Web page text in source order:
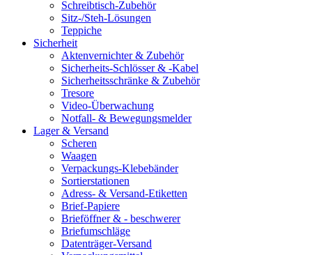
Schreibtisch-Zubehör
Sitz-/Steh-Lösungen
Teppiche
Sicherheit
Aktenvernichter & Zubehör
Sicherheits-Schlösser & -Kabel
Sicherheitsschränke & Zubehör
Tresore
Video-Überwachung
Notfall- & Bewegungsmelder
Lager & Versand
Scheren
Waagen
Verpackungs-Klebebänder
Sortierstationen
Adress- & Versand-Etiketten
Brief-Papiere
Brieföffner & - beschwerer
Briefumschläge
Datenträger-Versand